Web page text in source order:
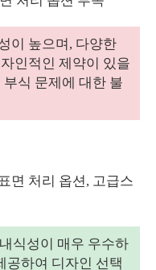
이 높으며, 다양한
인적인 제약이 있을
식 문제에 대한 불
면 처리 옵션, 고급스
식성이 매우 우수하
공하여 디자인 선택